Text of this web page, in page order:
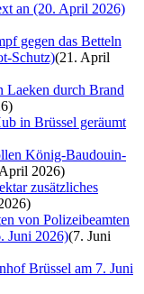
an (20. April 2026)
gegen das Betteln
Schutz)(21. April
durch Brand
)
in Brüssel geräumt
König-Baudouin-
2026)
zusätzliches
)
von Polizeibeamten
Juni 2026)(7. Juni
Brüssel am 7. Juni